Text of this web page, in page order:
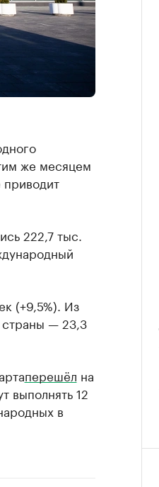
же месяцем
222,7 тыс.
(+9,5%). Из
страны — 23,3
перешёл на
выполнять 12
в